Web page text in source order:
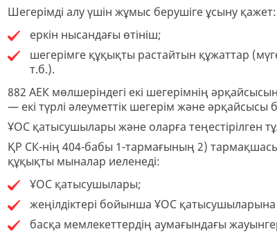
Шегерімді алу үшін жұмыс берушіге ұсыну қажет:
еркін нысандағы өтініш;
шегерімге құқықты растайтын құжаттар
т.б.).
882 АЕК мөлшеріндегі екі шегерімнің
— екі түрлі әлеуметтік шегерім және әрқайсысы
ҰОС қатысушылары және оларға теңестірілген
ҚР СК-нің 404-бабы 1-тармағының 2)
құқықты мыналар иеленеді:
ҰОС қатысушылары;
жеңілдіктері бойынша ҰОС қатысушыларына
басқа мемлекеттердің аумағындағы